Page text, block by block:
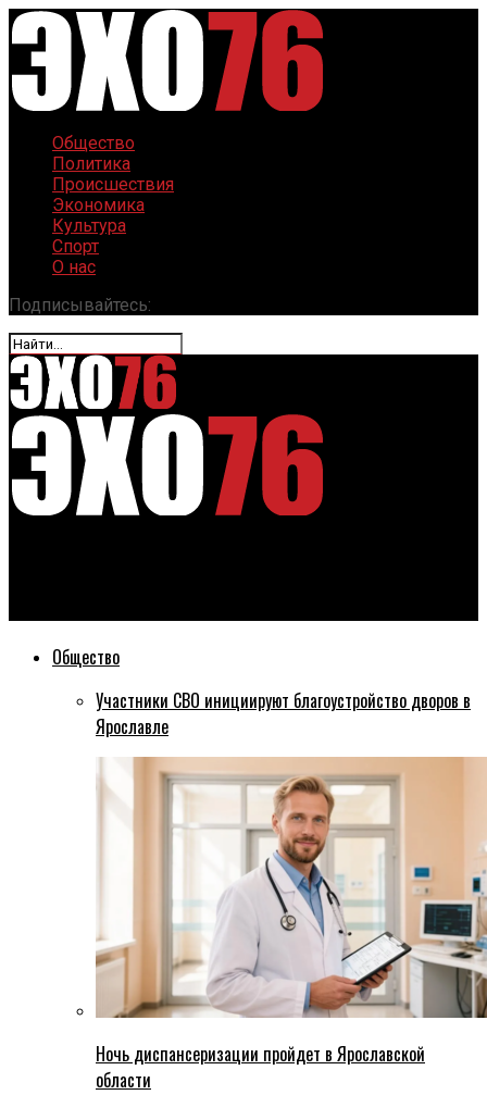
Общество
Политика
Происшествия
Экономика
Культура
Спорт
О нас
Подписывайтесь:
Общество
Участники СВО инициируют благоустройство дворов в
Ярославле
Ночь диспансеризации пройдет в Ярославской
области